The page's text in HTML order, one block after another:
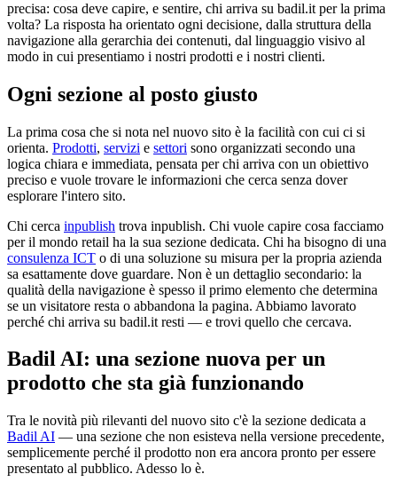
precisa: cosa deve capire, e sentire, chi arriva su badil.it per la prima
volta? La risposta ha orientato ogni decisione, dalla struttura della
navigazione alla gerarchia dei contenuti, dal linguaggio visivo al
modo in cui presentiamo i nostri prodotti e i nostri clienti.
Ogni sezione al posto giusto
La prima cosa che si nota nel nuovo sito è la facilità con cui ci si
orienta. Prodotti, servizi e settori sono organizzati secondo una
logica chiara e immediata, pensata per chi arriva con un obiettivo
preciso e vuole trovare le informazioni che cerca senza dover
esplorare l'intero sito.
Chi cerca inpublish trova inpublish. Chi vuole capire cosa facciamo
per il mondo retail ha la sua sezione dedicata. Chi ha bisogno di una
consulenza ICT o di una soluzione su misura per la propria azienda
sa esattamente dove guardare. Non è un dettaglio secondario: la
qualità della navigazione è spesso il primo elemento che determina
se un visitatore resta o abbandona la pagina. Abbiamo lavorato
perché chi arriva su badil.it resti — e trovi quello che cercava.
Badil AI: una sezione nuova per un
prodotto che sta già funzionando
Tra le novità più rilevanti del nuovo sito c'è la sezione dedicata a
Badil AI — una sezione che non esisteva nella versione precedente,
semplicemente perché il prodotto non era ancora pronto per essere
presentato al pubblico. Adesso lo è.